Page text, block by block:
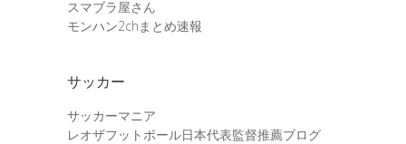
スマブラ屋さん
モンハン2chまとめ速報
サッカー
サッカーマニア
レオザフットボール日本代表監督推薦ブログ